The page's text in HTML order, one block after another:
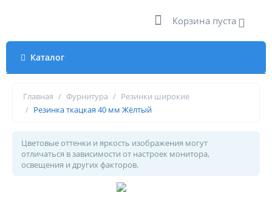
Корзина пуста
Каталог
Главная / Фурнитура / Резинки широкие
/ Резинка ткацкая 40 мм Жёлтый
Цветовые оттенки и яркость изображения могут
отличаться в зависимости от настроек монитора,
освещения и других факторов.